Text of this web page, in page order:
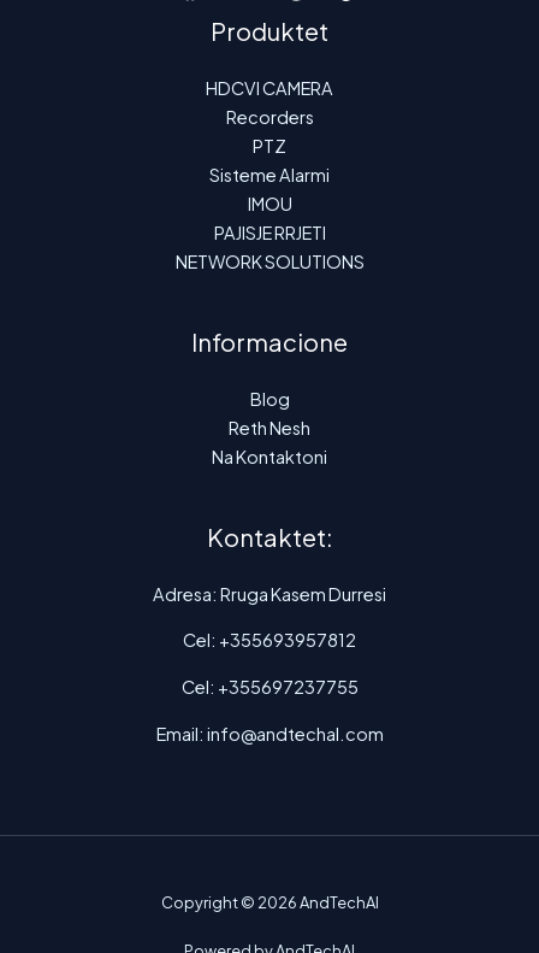
Produktet
HDCVI CAMERA
Recorders
PTZ
Sisteme Alarmi
IMOU
PAJISJE RRJETI
NETWORK SOLUTIONS
Informacione
Blog
Reth Nesh
Na Kontaktoni
Kontaktet:
Adresa: Rruga Kasem Durresi
Cel: +355693957812
Cel: +355697237755
Email: info@andtechal.com
Copyright © 2026 AndTechAl